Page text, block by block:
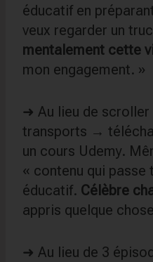
éducatif en
veux regarder un
mentalement cette
mon engagement. »
➜ Au lieu de scroller
transports →
un cours Udemy.
« contenu qui passe
éducatif. Célèbre
appris quelque
➜ Au lieu de 3